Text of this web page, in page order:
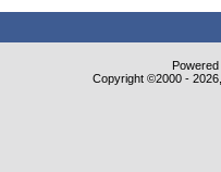
Copyright ©2000 -